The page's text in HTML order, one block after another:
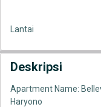
Lantai
Deskripsi
Apartment Name:
Haryono